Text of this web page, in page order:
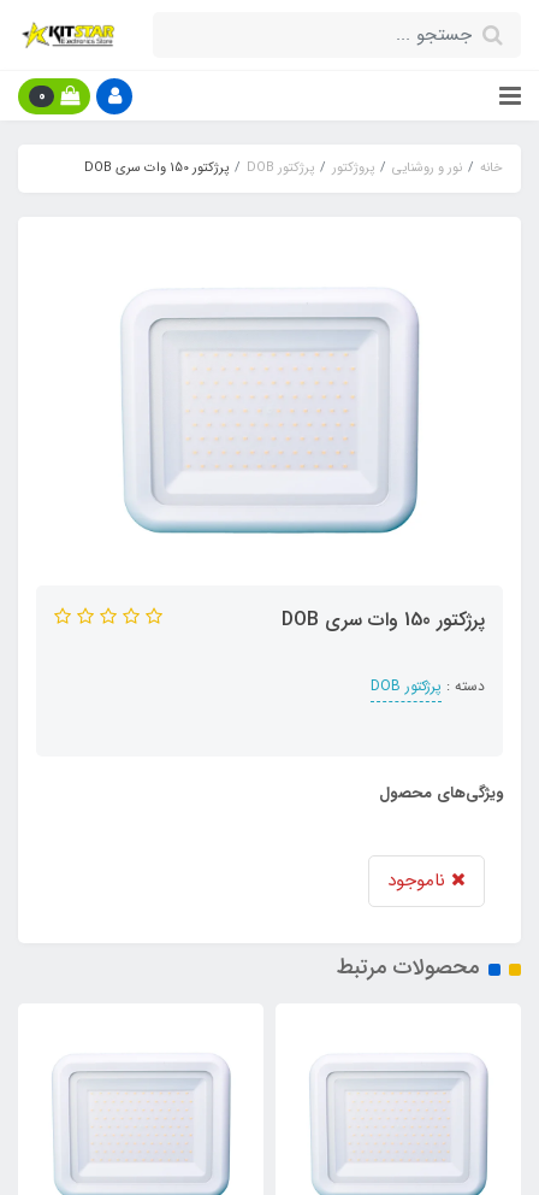
0
خانه نور و روشنایی پروژکتور پرژکتور DOB پرژکتور 150 وات سری DOB
پرژکتور 150 وات سری DOB
دسته : پرژکتور DOB
ویژگی‌های محصول
ناموجود
محصولات مرتبط